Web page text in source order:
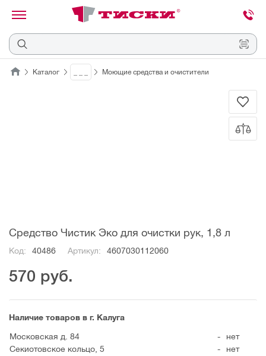
Отмена
Каталог Моющие средства и очистители
Средство Чистик Эко для очистки рук, 1,8 л
Код: 40486 Артикул: 4607030112060
570 руб.
Наличие товаров в г. Калуга
Московская д. 84
-
нет
Секиотовское кольцо, 5
-
нет